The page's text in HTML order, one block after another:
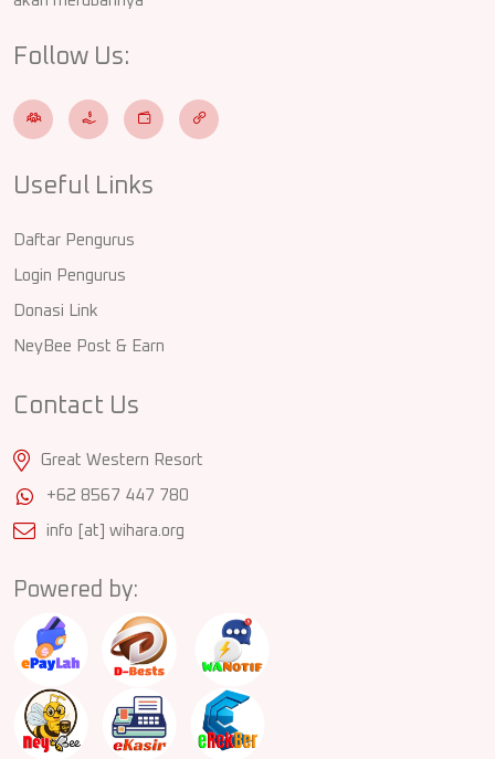
Follow Us:
Useful Links
Daftar Pengurus
Login Pengurus
Donasi Link
NeyBee Post & Earn
Contact Us
Great Western Resort
+62 8567 447 780
info [at] wihara.org
Powered by: